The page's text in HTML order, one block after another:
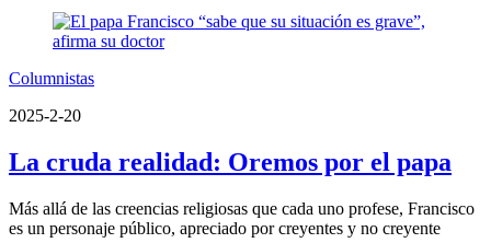
Columnistas
2025-2-20
La cruda realidad: Oremos por el papa
Más allá de las creencias religiosas que cada uno profese, Francisco
es un personaje público, apreciado por creyentes y no creyente